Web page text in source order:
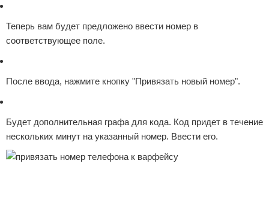
Теперь вам будет предложено ввести номер в
соответствующее поле.
После ввода, нажмите кнопку "Привязать новый номер".
Будет дополнительная графа для кода. Код придет в течение
нескольких минут на указанный номер. Ввести его.